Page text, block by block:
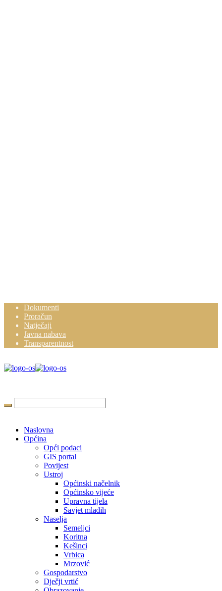
Dokumenti
Proračun
Natječaji
Javna nabava
Transparentnost
Naslovna
Općina
Opći podaci
GIS portal
Povijest
Ustroj
Općinski načelnik
Općinsko vijeće
Upravna tijela
Savjet mladih
Naselja
Semeljci
Koritna
Kešinci
Vrbica
Mrzović
Gospodarstvo
Dječji vrtić